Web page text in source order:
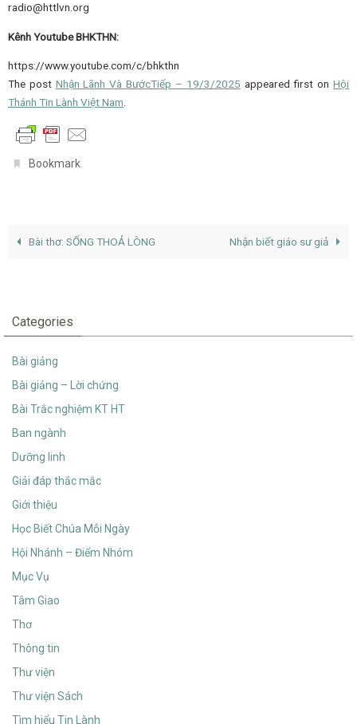
radio@httlvn.org
Kênh Youtube BHKTHN:
https://www.youtube.com/c/bhkthn
The post Nhận Lãnh Và BướcTiếp – 19/3/2025 appeared first onHội
Thánh Tin Lành Việt Nam.
Bookmark.
Bài thơ: SỐNG THOẢ LÒNG Nhận biết giáo sư giả
Categories
Bài giảng
Bài giảng – Lời chứng
Bài Trắc nghiệm KT HT
Ban ngành
Dưỡng linh
Giải đáp thắc mắc
Giới thiệu
Học Biết Chúa Mỗi Ngày
Hội Nhánh – Điểm Nhóm
Mục Vụ
Tâm Giao
Thơ
Thông tin
Thư viện
Thư viện Sách
Tìm hiểu Tin Lành